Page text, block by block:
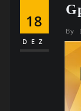
18
DEZ
By